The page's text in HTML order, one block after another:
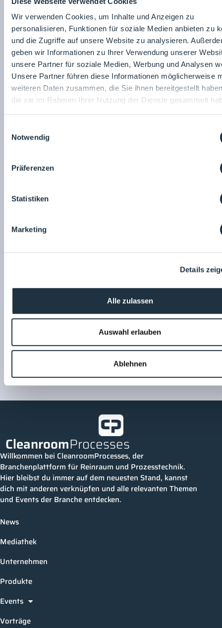
Wir verwenden Cookies, um Inhalte und Anzeigen zu
personalisieren, Funktionen für soziale Medien anbieten zu
und die Zugriffe auf unsere Website zu analysieren.
geben wir Informationen zu Ihrer Verwendung unserer
unsere Partner für soziale Medien, Werbung und Analysen
Unsere Partner führen diese Informationen möglicherweise
weiteren Daten zusammen, die Sie ihnen bereitgestellt
die sie im Rahmen Ihrer Nutzung der Dienste gesammelt
Notwendig
Präferenzen
Statistiken
Marketing
Details
Alle zulassen
Auswahl erlauben
Ablehnen
Kommunikativer, belastbarer Teamplayer mit
Spaß am Kontakt zu Kunden und Kollegen
Gute Englischkenntnisse in Wort und Schrift
Was wir Ihnen bieten
Wir bieten Ihnen ein angenehmes Arbeitsumfeld in
einem dynamischen Team, einen fairen Lohn und
überdurchschnittliche Sozialleistungen (Cafeteria,
kostenfreie Getränke, Kindergartenzuschuss,
vermögenswirksame Leistungen, Modelle zur
Entwicklung unterstützen wir gerne mit
Weitere Stellen finden Sie auf unserem Stellenmarkt.
Alexander Pfülb
Labor LS SE & Co. KG
Zum
CleanroomProcesses
Willkommen bei CleanroomProcesses, der
Branchenplattform für Reinraum und Prozesstechnik.
Hier bleibst du immer auf dem neuesten Stand, kannst
dich mit anderen verknüpfen und alle relevanten Themen
und Events der Branche entdecken.
News
Mediathek
Unternehmen
Produkte
Events
Vorträge